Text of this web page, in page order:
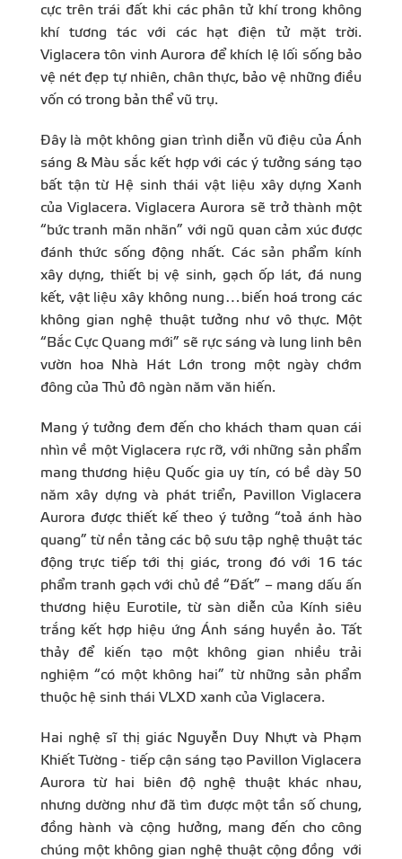
cực trên trái đất khi các phân tử khí trong không
khí tương tác với các hạt điện tử mặt trời.
Viglacera tôn vinh Aurora để khích lệ lối sống bảo
vệ nét đẹp tự nhiên, chân thực, bảo vệ những điều
vốn có trong bản thể vũ trụ.
Đây là một không gian trình diễn vũ điệu của Ánh
sáng & Màu sắc kết hợp với các ý tưởng sáng tạo
bất tận từ Hệ sinh thái vật liệu xây dựng Xanh
của Viglacera. Viglacera Aurora sẽ trở thành một
“bức tranh mãn nhãn” với ngũ quan cảm xúc được
đánh thức sống động nhất. Các sản phẩm kính
xây dựng, thiết bị vệ sinh, gạch ốp lát, đá nung
kết, vật liệu xây không nung…biến hoá trong các
không gian nghệ thuật tưởng như vô thực. Một
“Bắc Cực Quang mới” sẽ rực sáng và lung linh bên
vườn hoa Nhà Hát Lớn trong một ngày chớm
đông của Thủ đô ngàn năm văn hiến.
Mang ý tưởng đem đến cho khách tham quan cái
nhìn về một Viglacera rực rỡ, với những sản phẩm
mang thương hiệu Quốc gia uy tín, có bề dày 50
năm xây dựng và phát triển, Pavillon Viglacera
Aurora được thiết kế theo ý tưởng “toả ánh hào
quang” từ nền tảng các bộ sưu tập nghệ thuật tác
động trực tiếp tới thị giác, trong đó với 16 tác
phẩm tranh gạch với chủ đề “Đất” – mang dấu ấn
thương hiệu Eurotile, từ sàn diễn của Kính siêu
trắng kết hợp hiệu ứng Ánh sáng huyền ảo. Tất
thảy để kiến tạo một không gian nhiều trải
nghiệm “có một không hai” từ những sản phẩm
thuộc hệ sinh thái VLXD xanh của Viglacera.
Hai nghệ sĩ thị giác Nguyễn Duy Nhựt và Phạm
Khiết Tường - tiếp cận sáng tạo Pavillon Viglacera
Aurora từ hai biên độ nghệ thuật khác nhau,
nhưng dường như đã tìm được một tần số chung,
đồng hành và cộng hưởng, mang đến cho công
chúng một không gian nghệ thuật cộng đồng với